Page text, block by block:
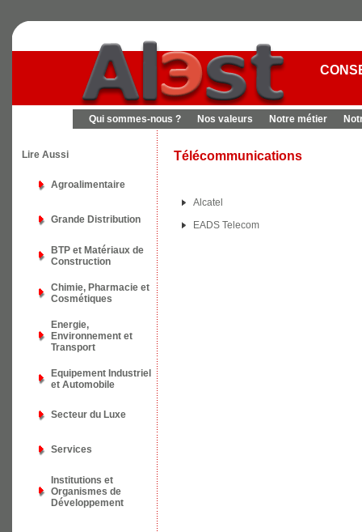
Qui sommes-nous ? Nos valeurs Notre métier
Lire Aussi
Agroalimentaire
Grande Distribution
BTP et Matériaux de
Construction
Chimie, Pharmacie et
Cosmétiques
Energie,
Environnement et
Transport
Equipement Industriel
et Automobile
Secteur du Luxe
Services
Institutions et
Organismes de
Développement
Télécommunications
Alcatel
EADS Telecom